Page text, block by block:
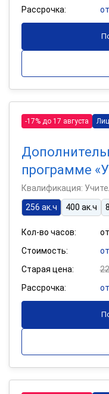
Рассрочка:
-17% до 17 августа
программе
Квалификация:
256 ак.ч
400 ак.ч
Кол-во часов:
Стоимость:
Старая цена:
Рассрочка: